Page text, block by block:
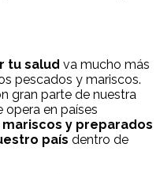
tu salud va mucho más
pescados y mariscos.
gran parte de nuestra
en países
y preparados
país dentro de